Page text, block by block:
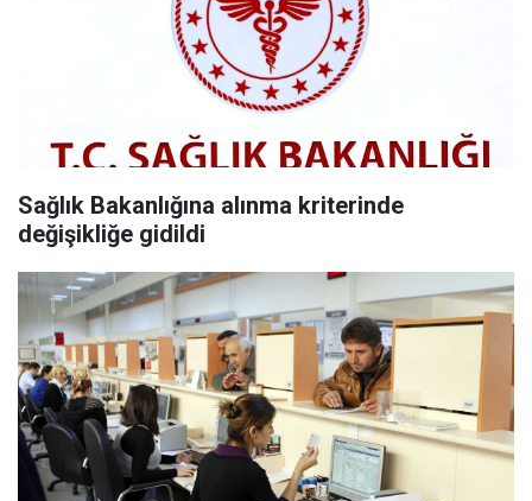
Sağlık Bakanlığına alınma kriterinde
değişikliğe gidildi